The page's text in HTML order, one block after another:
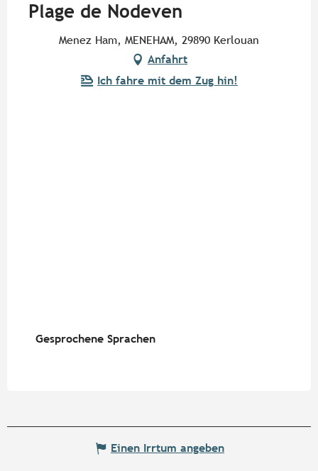
Plage de Nodeven
Menez Ham, MENEHAM, 29890 Kerlouan
Anfahrt
Ich fahre mit dem Zug hin!
Gesprochene Sprachen
Gesprochene Sprachen
Einen Irrtum angeben